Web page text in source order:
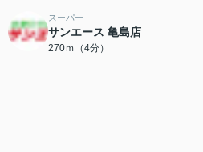
スーパー
サンエース 亀島店
270ｍ（4分）